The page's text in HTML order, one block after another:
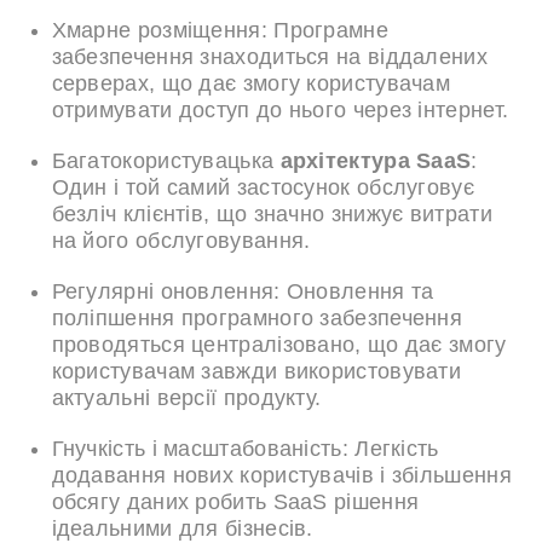
Хмарне розміщення: Програмне
забезпечення знаходиться на віддалених
серверах, що дає змогу користувачам
отримувати доступ до нього через інтернет.
Багатокористувацька архітектура SaaS:
Один і той самий застосунок обслуговує
безліч клієнтів, що значно знижує витрати
на його обслуговування.
Регулярні оновлення: Оновлення та
поліпшення програмного забезпечення
проводяться централізовано, що дає змогу
користувачам завжди використовувати
актуальні версії продукту.
Гнучкість і масштабованість: Легкість
додавання нових користувачів і збільшення
обсягу даних робить SaaS рішення
ідеальними для бізнесів.